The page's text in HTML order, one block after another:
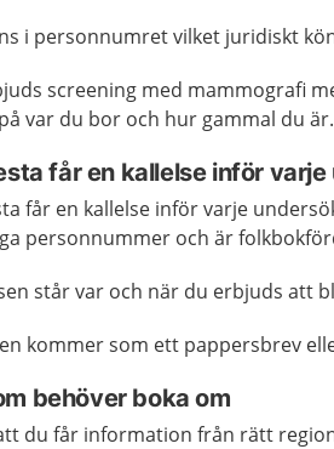
i personnumret vilket juridiskt
screening med mammografi
var du bor och hur gammal du är.
får en kallelse inför
får en kallelse inför varje
personnummer och är
står var och när du erbjuds att
kommer som ett pappersbrev
behöver boka om
du får information från rätt